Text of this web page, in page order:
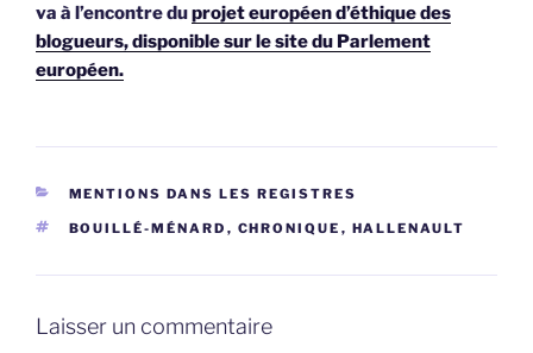
va à l’encontre duprojet européen d’éthique des
blogueurs, disponible sur le site du Parlement
européen.
CATÉGORIES
MENTIONS DANS LES REGISTRES
ÉTIQUETTES
BOUILLÉ-MÉNARD , CHRONIQUE , HALLENAULT
Laisser un commentaire